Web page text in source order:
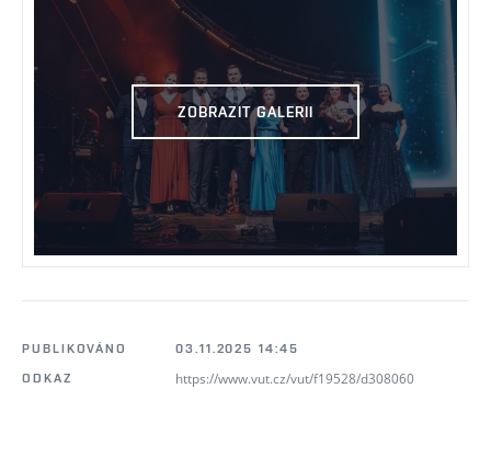
ZOBRAZIT GALERII
PUBLIKOVÁNO
03.11.2025 14:45
ODKAZ
https://www.vut.cz/vut/f19528/d308060